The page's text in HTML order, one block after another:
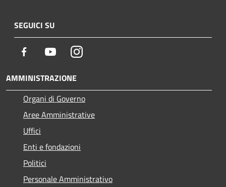
SEGUICI SU
Facebook YoutubeInstagram
AMMINISTRAZIONE
Organi di Governo
Aree Amministrative
Uffici
Enti e fondazioni
Politici
Personale Amministrativo